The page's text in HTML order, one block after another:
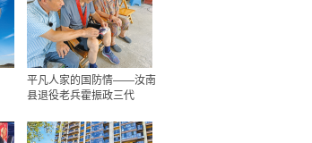
平凡人家的国防情——汝南
县退役老兵霍振政三代